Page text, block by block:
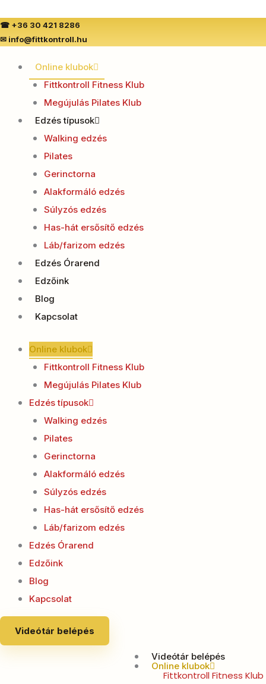
to
content
☎ +36 30 421 8286
✉ info@fittkontroll.hu
Online klubok
Fittkontroll Fitness Klub
Megújulás Pilates Klub
Edzés típusok
Walking edzés
Pilates
Gerinctorna
Alakformáló edzés
Súlyzós edzés
Has-hát ersősítő edzés
Láb/farizom edzés
Edzés Órarend
Edzőink
Blog
Kapcsolat
Online klubok
Fittkontroll Fitness Klub
Megújulás Pilates Klub
Edzés típusok
Walking edzés
Pilates
Gerinctorna
Alakformáló edzés
Súlyzós edzés
Has-hát ersősítő edzés
Láb/farizom edzés
Edzés Órarend
Edzőink
Blog
Kapcsolat
Videótár belépés
Videótár belépés
Online klubok
Fittkontroll Fitness Klub